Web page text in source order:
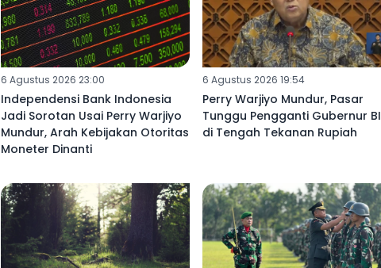
6 Agustus 2026 23:00
Independensi Bank Indonesia
Jadi Sorotan Usai Perry Warjiyo
Mundur, Arah Kebijakan Otoritas
Moneter Dinanti
6 Agustus 2026 19:54
Perry Warjiyo Mundur, Pasar
Tunggu Pengganti Gubernur BI
di Tengah Tekanan Rupiah